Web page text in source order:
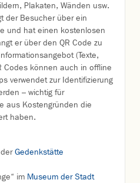
Plakaten, Wänden usw.
der Besucher über ein
und hat einen kostenlosen
er über den QR Code zu
(Texte,
Codes können auch in offline
verwendet zur Identifizierung
– wichtig für
aus Kostengründen die
haben.
Gedenkstätte
im Museum der Stadt